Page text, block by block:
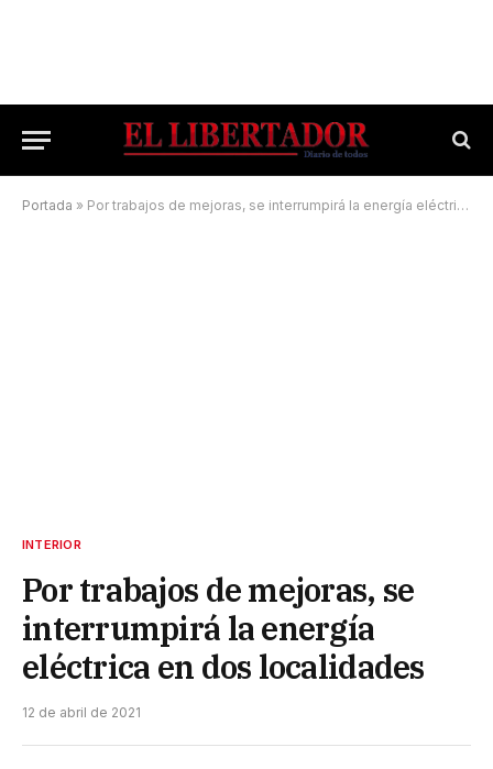
Portada » Por trabajos de mejoras, se interrumpirá la energía eléctrica en dos localidades
INTERIOR
Por trabajos de mejoras, se
interrumpirá la energía
eléctrica en dos localidades
12 de abril de 2021